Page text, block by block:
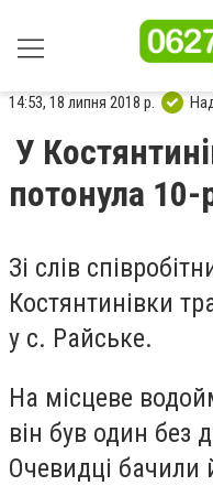
14:53, 18 липня 2018 р.
У
потонула 10-
Зі слів
Костянтинівки
у с. Райське.
На місцеве
він був один без
Очевидці бачили